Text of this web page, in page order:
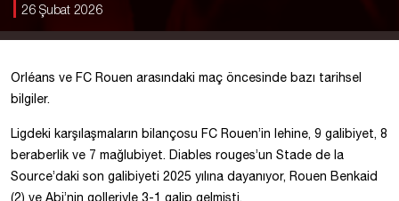
26 Şubat 2026
Orléans ve FC Rouen arasındaki maç öncesinde bazı tarihsel
bilgiler.
Ligdeki karşılaşmaların bilançosu FC Rouen’in lehine, 9 galibiyet, 8
beraberlik ve 7 mağlubiyet. Diables rouges’un Stade de la
Source’daki son galibiyeti 2025 yılına dayanıyor, Rouen Benkaid
(2) ve Abi’nin golleriyle 3-1 galip gelmişti.